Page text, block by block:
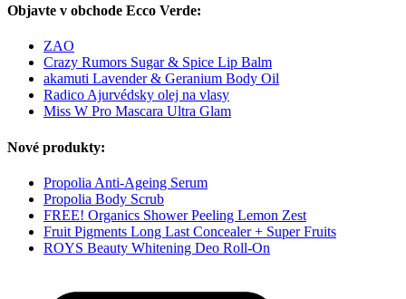
Objavte v obchode Ecco Verde:
ZAO
Crazy Rumors Sugar & Spice Lip Balm
akamuti Lavender & Geranium Body Oil
Radico Ajurvédsky olej na vlasy
Miss W Pro Mascara Ultra Glam
Nové produkty:
Propolia Anti-Ageing Serum
Propolia Body Scrub
FREE! Organics Shower Peeling Lemon Zest
Fruit Pigments Long Last Concealer + Super Fruits
ROYS Beauty Whitening Deo Roll-On